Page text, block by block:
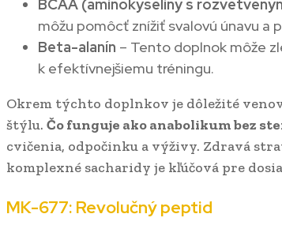
BCAA (aminokyseliny s
môžu pomôcť znížiť svalovú únavu a
Beta-alanín – Tento doplnok môže
k efektívnejšiemu tréningu.
Okrem týchto doplnkov je dôležité
štýlu. Čo funguje ako anabolikum bez
cvičenia, odpočinku a výživy. Zdravá
komplexné sacharidy je kľúčová pre
MK-677: Revolučný peptid